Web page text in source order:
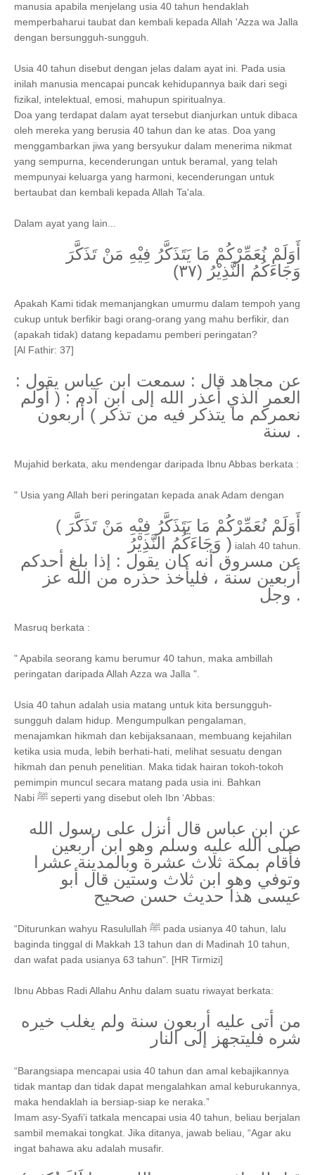
manusia apabila menjelang usia 40 tahun hendaklah
memperbaharui taubat dan kembali kepada Allah 'Azza wa Jalla
dengan bersungguh-sungguh.
Usia 40 tahun disebut dengan jelas dalam ayat ini. Pada usia
inilah manusia mencapai puncak kehidupannya baik dari segi
fizikal, intelektual, emosi, mahupun spiritualnya.
Doa yang terdapat dalam ayat tersebut dianjurkan untuk dibaca
oleh mereka yang berusia 40 tahun dan ke atas. Doa yang
menggambarkan jiwa yang bersyukur dalam menerima nikmat
yang sempurna, kecenderungan untuk beramal, yang telah
mempunyai keluarga yang harmoni, kecenderungan untuk
bertaubat dan kembali kepada Allah Ta'ala.
Dalam ayat yang lain...
أَوَلَمْ نُعَمِّرْكُمْ مَا يَتَذَكَّرُ فِيْهِ مَنْ تَذَكَّرَ
وَجَاءَكُمُ النَّذِيْرُ (٣٧)
Apakah Kami tidak memanjangkan umurmu dalam tempoh yang
cukup untuk berfikir bagi orang-orang yang mahu berfikir, dan
(apakah tidak) datang kepadamu pemberi peringatan?
[Al Fathir: 37]
عن مجاهد قال : سمعت ابن عباس يقول :
العمر الذي أعذر الله إلى ابن آدم : ( أولم
نعمركم ما يتذكر فيه من تذكر ) أربعون
سنة .
Mujahid berkata, aku mendengar daripada Ibnu Abbas berkata :
" Usia yang Allah beri peringatan kepada anak Adam dengan
( أَوَلَمْ نُعَمِّرْكُمْ مَا يَتَذَكَّرُ فِيْهِ مَنْ تَذَكَّرَ
وَجَاءَكُمُ النَّذِيْرُ ) ialah 40 tahun.
عن مسروق أنه كان يقول : إذا بلغ أحدكم
أربعين سنة ، فليأخذ حذره من الله عز
وجل .
Masruq berkata :
" Apabila seorang kamu berumur 40 tahun, maka ambillah
peringatan daripada Allah Azza wa Jalla ".
Usia 40 tahun adalah usia matang untuk kita bersungguh-
sungguh dalam hidup. Mengumpulkan pengalaman,
menajamkan hikmah dan kebijaksanaan, membuang kejahilan
ketika usia muda, lebih berhati-hati, melihat sesuatu dengan
hikmah dan penuh penelitian. Maka tidak hairan tokoh-tokoh
pemimpin muncul secara matang pada usia ini. Bahkan
Nabi ﷺ seperti yang disebut oleh Ibn ‘Abbas:
عن ابن عباس قال أنزل على رسول الله
صلى الله عليه وسلم وهو ابن أربعين
فأقام بمكة ثلاث عشرة وبالمدينة عشرا
وتوفي وهو ابن ثلاث وستين قال أبو
عيسى هذا حديث حسن صحيح
“Diturunkan wahyu Rasulullah ﷺ pada usianya 40 tahun, lalu
baginda tinggal di Makkah 13 tahun dan di Madinah 10 tahun,
dan wafat pada usianya 63 tahun". [HR Tirmizi]
Ibnu Abbas Radi Allahu Anhu dalam suatu riwayat berkata:
من أتى عليه أربعون سنة ولم يغلب خيره
شره فليتجهز إلى النار
“Barangsiapa mencapai usia 40 tahun dan amal kebajikannya
tidak mantap dan tidak dapat mengalahkan amal keburukannya,
maka hendaklah ia bersiap-siap ke neraka.”
Imam asy-Syafi’i tatkala mencapai usia 40 tahun, beliau berjalan
sambil memakai tongkat. Jika ditanya, jawab beliau, “Agar aku
ingat bahawa aku adalah musafir.